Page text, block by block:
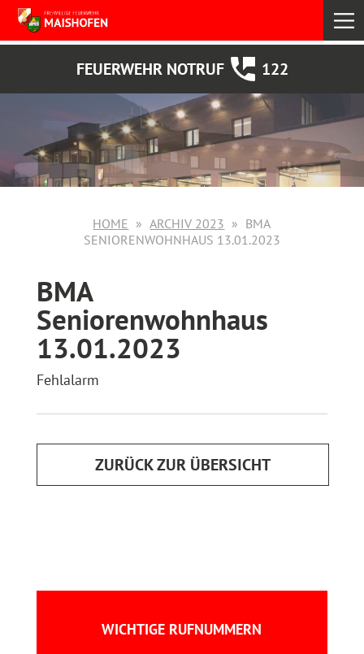
FEUERWEHR NOTRUF 122
HOME ARCHIV 2023
BMA
SENIORENWOHNHAUS 13.01.2023
BMA
Seniorenwohnhaus
13.01.2023
Fehlalarm
ZURÜCK ZUR ÜBERSICHT
WICHTIGE RUFNUMMERN